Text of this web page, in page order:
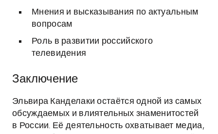
Мнения и высказывания по актуальным
вопросам
Роль в развитии российского
телевидения
Заключение
Эльвира Канделаки остаётся одной из самых
обсуждаемых и влиятельных знаменитостей
в России. Её деятельность охватывает медиа,